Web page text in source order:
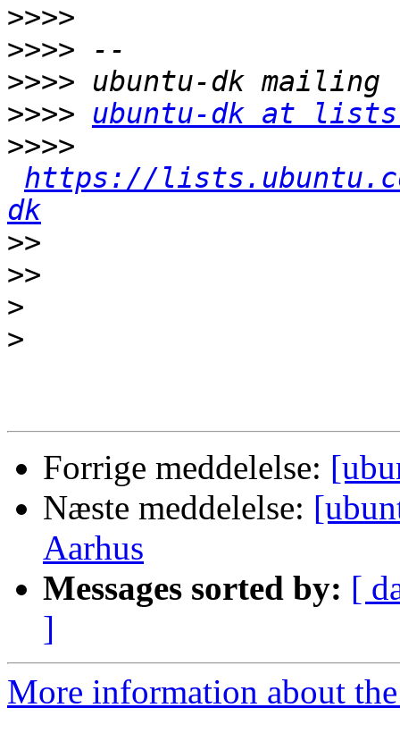
>>>>
>>>>
>>>>
>>>>
ubuntu-dk at
>>>>
https://
dk
>>
>>
>
>
Forrige meddelelse:
Næste meddelelse:
Aarhus
Messages sorted by: [
]
More information about